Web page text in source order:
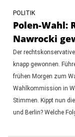
POLITIK
Polen-Wahl:
Nawrocki
Der
knapp gewonnen.
frühen Morgen zum
Wahlkommission in
Stimmen. Kippt nun
und Berlin? Welche